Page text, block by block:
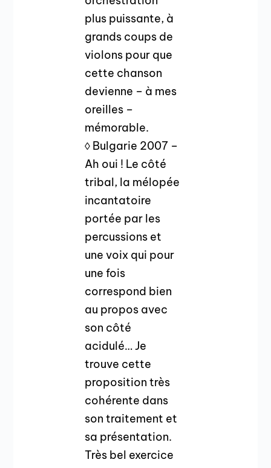
plus puissante, à
grands coups de
violons pour que
cette chanson
devienne – à mes
oreilles –
mémorable.
◊ Bulgarie 2007 –
Ah oui ! Le côté
tribal, la mélopée
incantatoire
portée par les
percussions et
une voix qui pour
une fois
correspond bien
au propos avec
son côté
acidulé… Je
trouve cette
proposition très
cohérente dans
son traitement et
sa présentation.
Très bel exercice